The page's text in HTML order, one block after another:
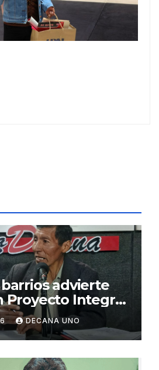
advierte
Proyecto Integral
para
DECANA UNO